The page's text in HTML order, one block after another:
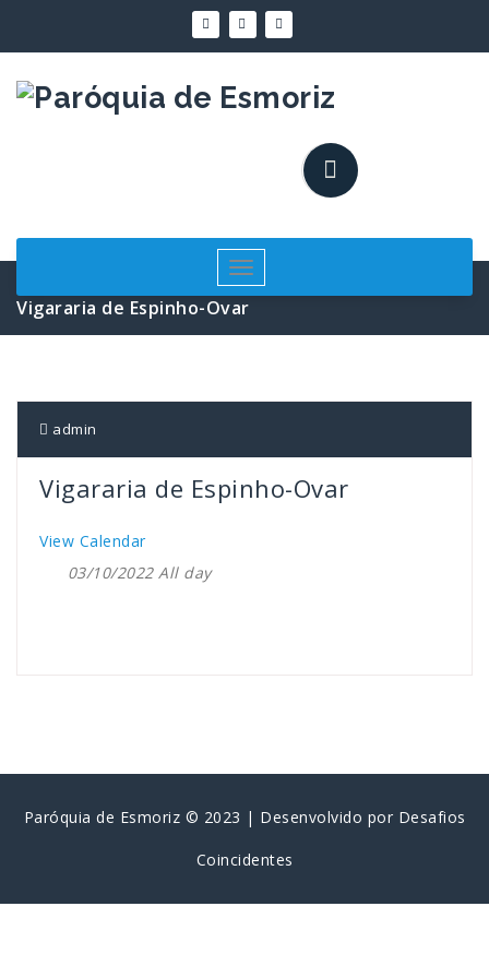
o
conteúdo
Alternar
a
navegação
Vigararia de Espinho-Ovar
admin
Vigararia de Espinho-Ovar
View Calendar
03/10/2022 All day
Paróquia de Esmoriz © 2023 | Desenvolvido por Desafios
Coincidentes